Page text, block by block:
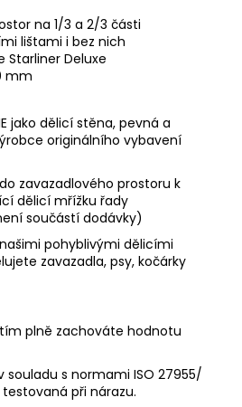
na 1/3 a 2/3 části
lištami i bez nich
Starliner Deluxe
mm
jako dělicí stěna, pevná a
originálního vybavení
zavazadlového prostoru k
dělicí mřížku řady
součástí dodávky)
pohyblivými dělicími
zavazadla, psy, kočárky
plně zachováte hodnotu
souladu s normami ISO 27955/
při nárazu.